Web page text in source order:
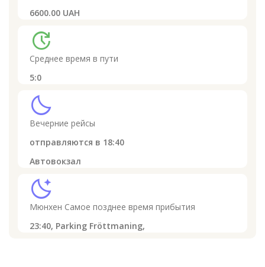
6600.00 UAH
update
Среднее время в пути
5:0
clear_night
Вечерние рейсы
отправляются в 18:40
Автовокзал
sleep
Мюнхен Самое позднее время прибытия
23:40, Parking Fröttmaning,